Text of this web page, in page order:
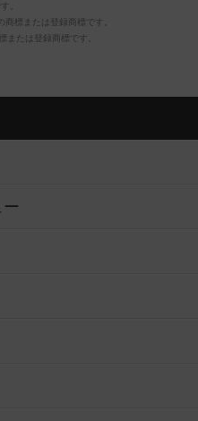
。
標または登録商標です。
たは登録商標です。